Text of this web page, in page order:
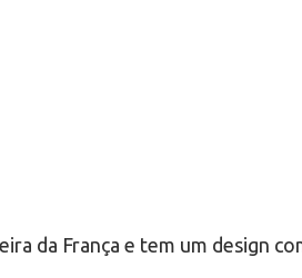
da França e tem um design